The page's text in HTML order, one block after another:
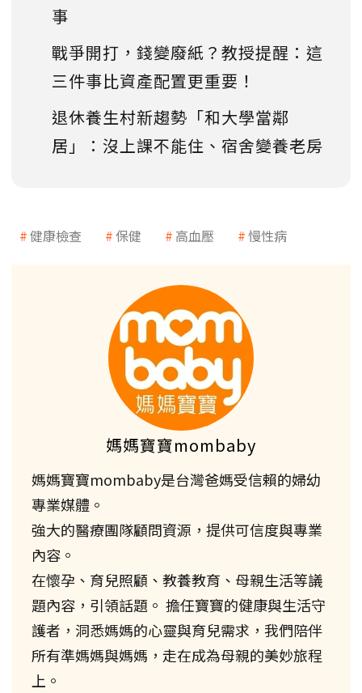
事
戰爭開打，錢變廢紙？教授提醒：這
三件事比資產配置更重要！
退休養生村新趨勢「和大學當鄰
居」：沒上課不能住、宿舍變養老房
健康檢查 保健 高血壓 慢性病
媽媽寶寶mombaby
媽媽寶寶mombaby是台灣爸媽受信賴的婦幼
專業媒體。
強大的醫療團隊顧問資源，提供可信度與專業
內容。
在懷孕、育兒照顧、教養教育、母親生活等議
題內容，引領話題。 擔任寶寶的健康與生活守
護者，洞悉媽媽的心靈與育兒需求，我們陪伴
所有準媽媽與媽媽，走在成為母親的美妙旅程
上。